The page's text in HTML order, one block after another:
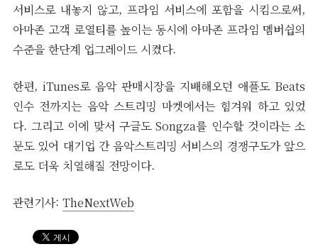
서비스로 내놓지 않고, 프라임 서비스에 포함을 시킴으로써,
아마존 고객 로열티를 높이는 동시에 아마존 프라임 멤버쉽의
수준을 한단계 업그레이드 시켰다.
한편, iTunes로 음악 판매시장을 지배해오던 애플도 Beats
인수 전까지는 음악 스트리밍 마켓에서는 힘겨워 하고 있었
다. 그리고 이에 맞서 구글도 Songza를 인수할 것이라는 소
문도 있어 대기업 간 음악스트리밍 서비스의 경쟁구도가 앞으
로도 더욱 치열해질 전망이다.
관련기사: TheNextWeb